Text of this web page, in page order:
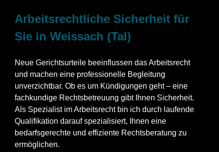
Arbeitsrechtliche Sicherheit für
Sie in Weissach (Tal)
Neue Gerichtsurteile beeinflussen das Arbeitsrecht
und machen eine professionelle Begleitung
unverzichtbar. Ob es um Kündigungen geht – eine
fachkundige Rechtsbetreuung gibt Ihnen Sicherheit.
Als Spezialist im Arbeitsrecht bin ich durch laufende
Qualifikation darauf spezialisiert, Ihnen eine
bedarfsgerechte und effiziente Rechtsberatung zu
ermöglichen.